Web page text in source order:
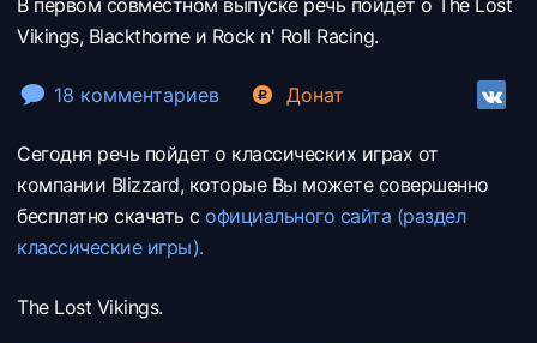
В первом совместном выпуске речь пойдет о The Lost
Vikings, Blackthorne и Rock n' Roll Racing.
18 комментариев Донат
Сегодня речь пойдет о классических играх от
компании Blizzard, которые Вы можете совершенно
бесплатно скачать с официального сайта (раздел
классические игры).
The Lost Vikings.